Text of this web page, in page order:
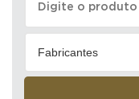
Fabricantes